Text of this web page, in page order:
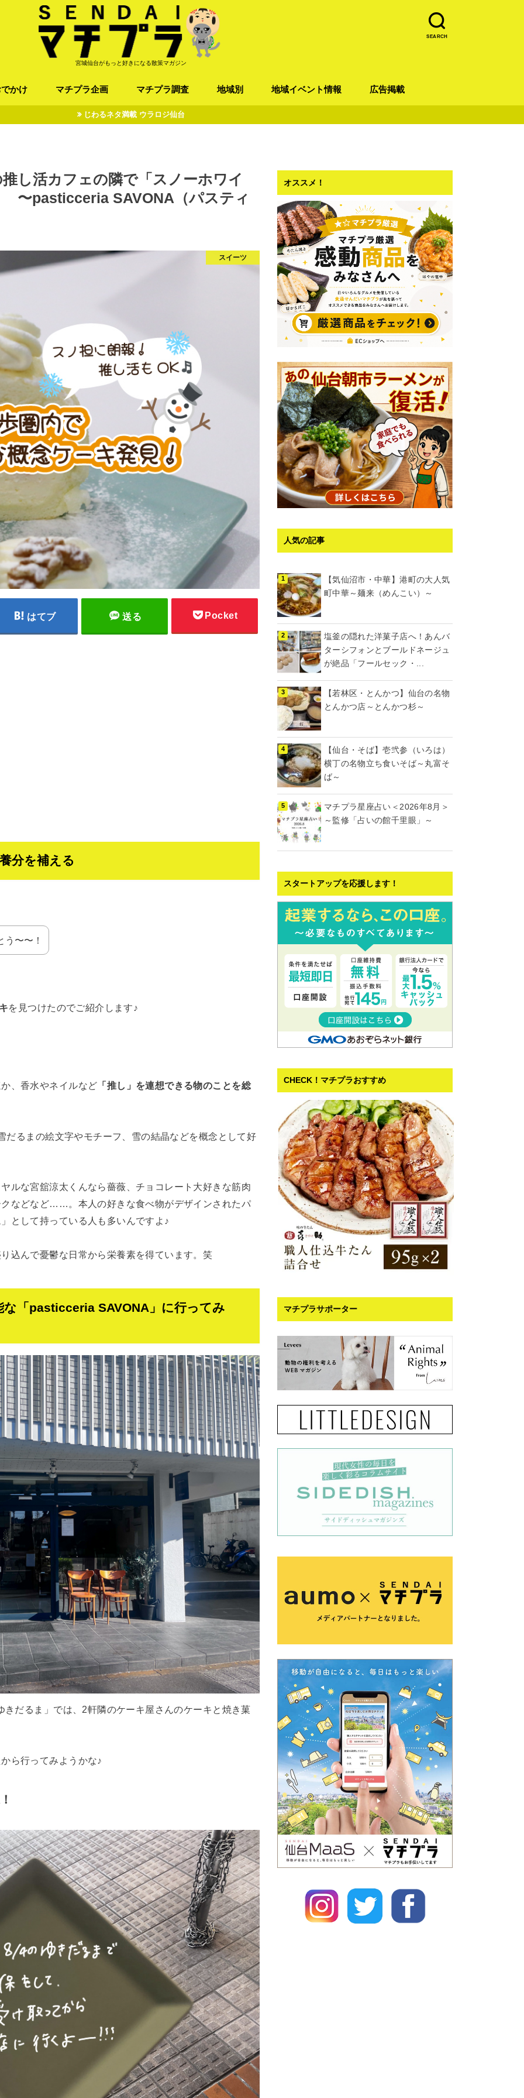
SEARCH
宮城仙台がもっと好きになる散策マガジン
かけ マチプラ企画
オトアルキ
マチプラ企業訪問
ファッション
ブラミヤギ
マチプラ漫画
マチプラ小説
マチプラ調査
歴史
地域別 地域イベント情報 広告掲載
じわるネタ満載 ウラロジ仙台
し活カフェの隣で「スノーホワイ
〜pasticceria SAVONA（パスティ
スイーツ
はてブ 送る Pocket
分を補える
〜〜！
を見つけたのでご紹介します♪
、香水やネイルなど 「推し」を連想できる物のことを総
るまの絵文字やモチーフ、雪の結晶などを概念として好
ルな宮舘涼太くんなら薔薇、チョコレート大好きな筋肉
などなど……。本人の好きな食べ物がデザインされたパ
として持っている人も多いんですよ♪
込んで憂鬱な日常から栄養素を得ています。笑
「pasticceria SAVONA」に行ってみ
だるま」では、2軒隣のケーキ屋さんのケーキと焼き菓
ら行ってみようかな♪
オススメ！
人気の記事
【気仙沼市・中華】港町の大人気
町中華～麺来（めんこい）～
塩釜の隠れた洋菓子店へ！あんバ
ターシフォンとブールドネージュ
が絶品「フールセック・...
【若林区・とんかつ】仙台の名物
とんかつ店～とんかつ杉～
【仙台・そば】壱弐参（いろは）
横丁の名物立ち食いそば～丸富そ
ば～
マチプラ星座占い＜2026年8月＞
～監修「占いの館千里眼」～
スタートアップを応援します！
CHECK！マチプラおすすめ
マチプラサポーター